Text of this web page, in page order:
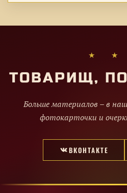
★ ★
ТОВАРИЩ,
Больше материалов – в
фотокарточки и
ВКОНТАКТЕ